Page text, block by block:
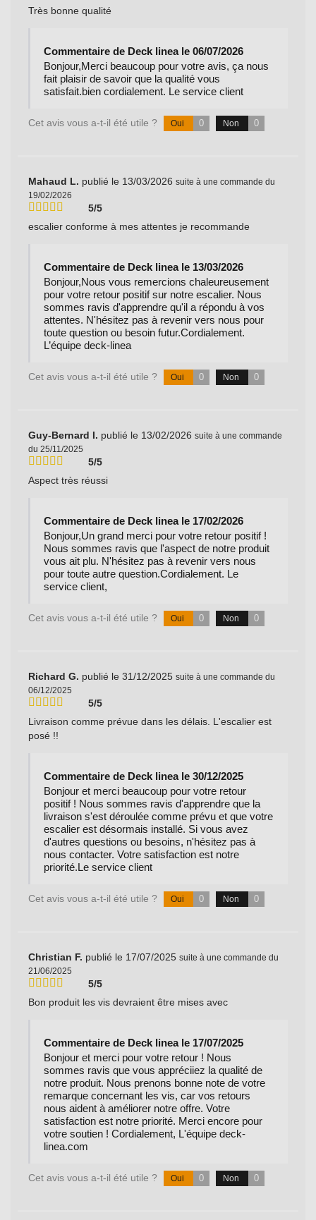
Très bonne qualité
Commentaire de Deck linea le 06/07/2026
Bonjour,Merci beaucoup pour votre avis, ça nous
fait plaisir de savoir que la qualité vous
satisfait.bien cordialement. Le service client
Cet avis vous a-t-il été utile ? Oui 0 Non 0
Mahaud L. publié le 13/03/2026 suite à une commande du
19/02/2026
5/5
escalier conforme à mes attentes je recommande
Commentaire de Deck linea le 13/03/2026
Bonjour,Nous vous remercions chaleureusement
pour votre retour positif sur notre escalier. Nous
sommes ravis d'apprendre qu'il a répondu à vos
attentes. N'hésitez pas à revenir vers nous pour
toute question ou besoin futur.Cordialement.
L’équipe deck-linea
Cet avis vous a-t-il été utile ? Oui 0 Non 0
Guy-Bernard I. publié le 13/02/2026 suite à une commande
du 25/11/2025
5/5
Aspect très réussi
Commentaire de Deck linea le 17/02/2026
Bonjour,Un grand merci pour votre retour positif !
Nous sommes ravis que l'aspect de notre produit
vous ait plu. N'hésitez pas à revenir vers nous
pour toute autre question.Cordialement. Le
service client,
Cet avis vous a-t-il été utile ? Oui 0 Non 0
Richard G. publié le 31/12/2025 suite à une commande du
06/12/2025
5/5
Livraison comme prévue dans les délais. L'escalier est
posé !!
Commentaire de Deck linea le 30/12/2025
Bonjour et merci beaucoup pour votre retour
positif ! Nous sommes ravis d'apprendre que la
livraison s'est déroulée comme prévu et que votre
escalier est désormais installé. Si vous avez
d'autres questions ou besoins, n'hésitez pas à
nous contacter. Votre satisfaction est notre
priorité.Le service client
Cet avis vous a-t-il été utile ? Oui 0 Non 0
Christian F. publié le 17/07/2025 suite à une commande du
21/06/2025
5/5
Bon produit les vis devraient être mises avec
Commentaire de Deck linea le 17/07/2025
Bonjour et merci pour votre retour ! Nous
sommes ravis que vous appréciiez la qualité de
notre produit. Nous prenons bonne note de votre
remarque concernant les vis, car vos retours
nous aident à améliorer notre offre. Votre
satisfaction est notre priorité. Merci encore pour
votre soutien ! Cordialement, L'équipe deck-
linea.com
Cet avis vous a-t-il été utile ? Oui 0 Non 0